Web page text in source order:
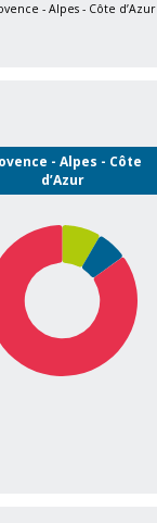
- Alpes - Côte d’Azur
- Alpes - Côte
d’Azur